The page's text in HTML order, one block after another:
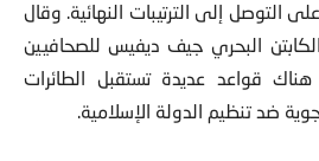
البحري جيف ديفيس للصحافيين
قواعد عديدة تستقبل الطائرات
ضد تنظيم الدولة الإسلامية.